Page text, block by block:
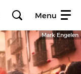
Menu
Mark Engelen